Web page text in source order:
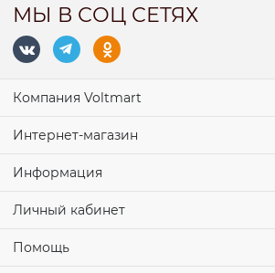
МЫ В СОЦ СЕТЯХ
Компания Voltmart
Интернет-магазин
Информация
Личный кабинет
Помощь